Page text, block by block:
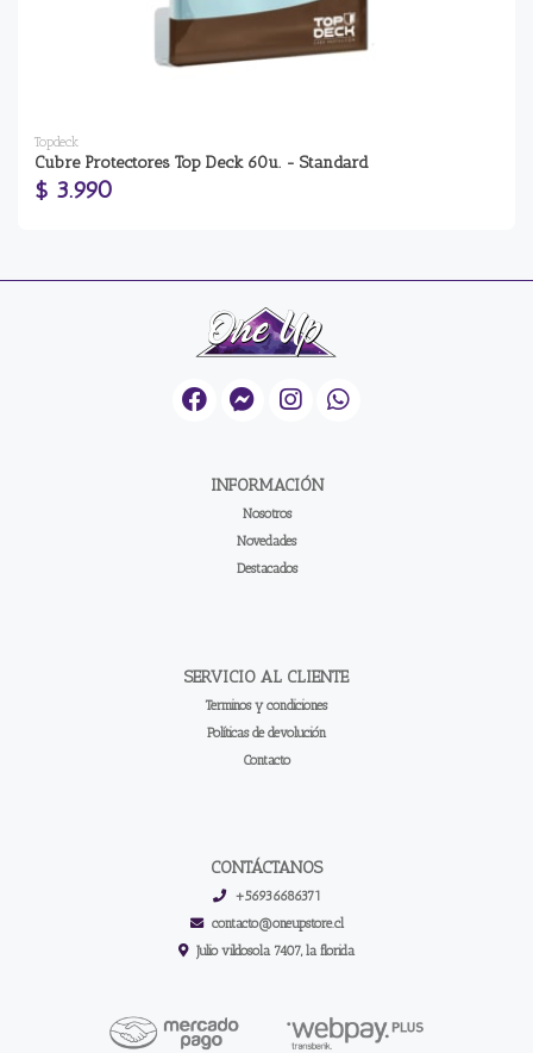
Topdeck
Cubre Protectores Top Deck 60u. - Standard
$ 3.990
INFORMACIÓN
Nosotros
Novedades
Destacados
SERVICIO AL CLIENTE
Terminos y condiciones
Políticas de devolución
Contacto
CONTÁCTANOS
+56936686371
contacto@oneupstore.cl
Julio vildosola 7407, la florida